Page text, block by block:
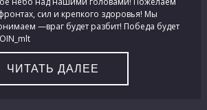
сил и крепкого здоровья! Мы
—враг будет разбит! Победа будет
ЧИТАТЬ ДАЛЕЕ